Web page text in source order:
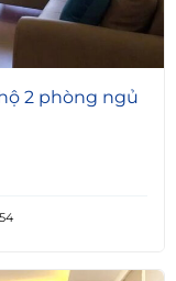
2 phòng ngủ